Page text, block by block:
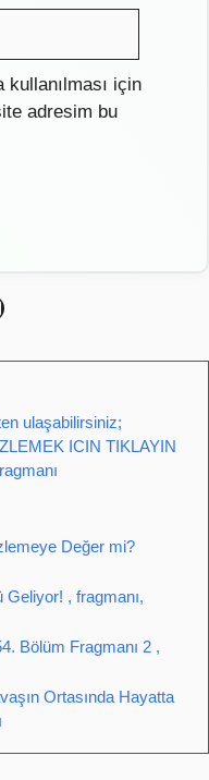
kullanılması için
adresim bu
ulaşabilirsiniz;
ICIN TIKLAYIN
Değer mi?
, fragmanı,
Bölüm Fragmanı 2 ,
Ortasında Hayatta